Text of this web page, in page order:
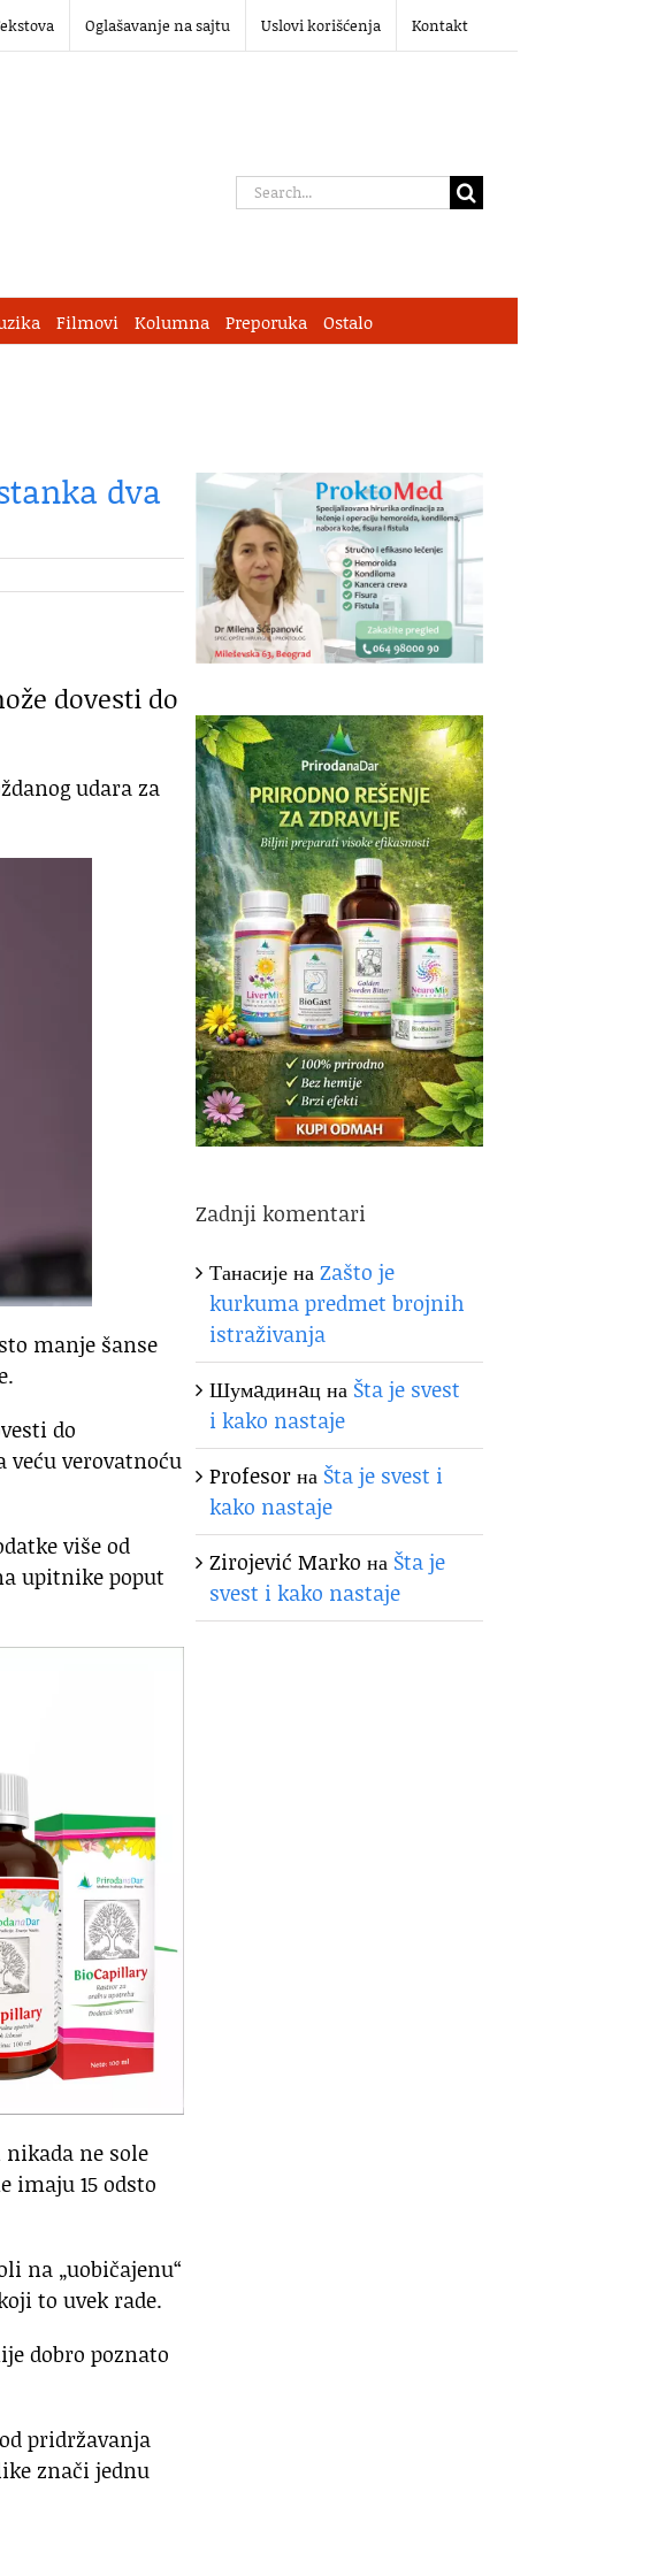
Oglašavanje na sajtu Uslovi korišćenja Kontakt
Search
Filmovi Kolumna Preporuka Ostalo
dva
dovesti do
udara za
manje šanse
do
verovatnoću
više od
upitnike poput
ne sole
imaju 15 odsto
na „uobičajenu“
to uvek rade.
dobro poznato
pridržavanja
znači jednu
Zadnji komentari
ТанасијенаZašto je
kurkuma predmet brojnih
istraživanja
Шумaдинaцна Šta je svest
i kako nastaje
Profesorна Šta je svest i
kako nastaje
Zirojević Marko на Šta je
svest i kako nastaje